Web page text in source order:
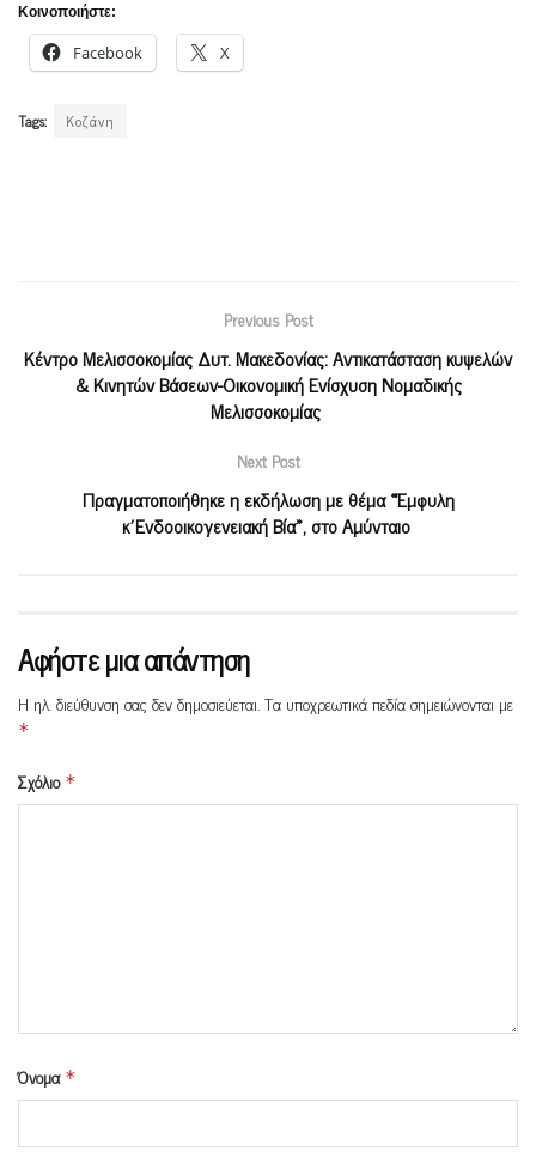
Κοινοποιήστε:
Facebook X
Tags: Κοζάνη
Previous Post
Κέντρο Μελισσοκομίας Δυτ. Μακεδονίας: Αντικατάσταση κυψελών
& Κινητών Βάσεων-Οικονομική Ενίσχυση Νομαδικής
Μελισσοκομίας
Next Post
Πραγματοποιήθηκε η εκδήλωση με θέμα «Έμφυλη
κ΄Ενδοοικογενειακή Βία», στο Αμύνταιο
Αφήστε μια απάντηση
Η ηλ. διεύθυνση σας δεν δημοσιεύεται.Τα υποχρεωτικά πεδία σημειώνονται με
*
Σχόλιο *
Όνομα *